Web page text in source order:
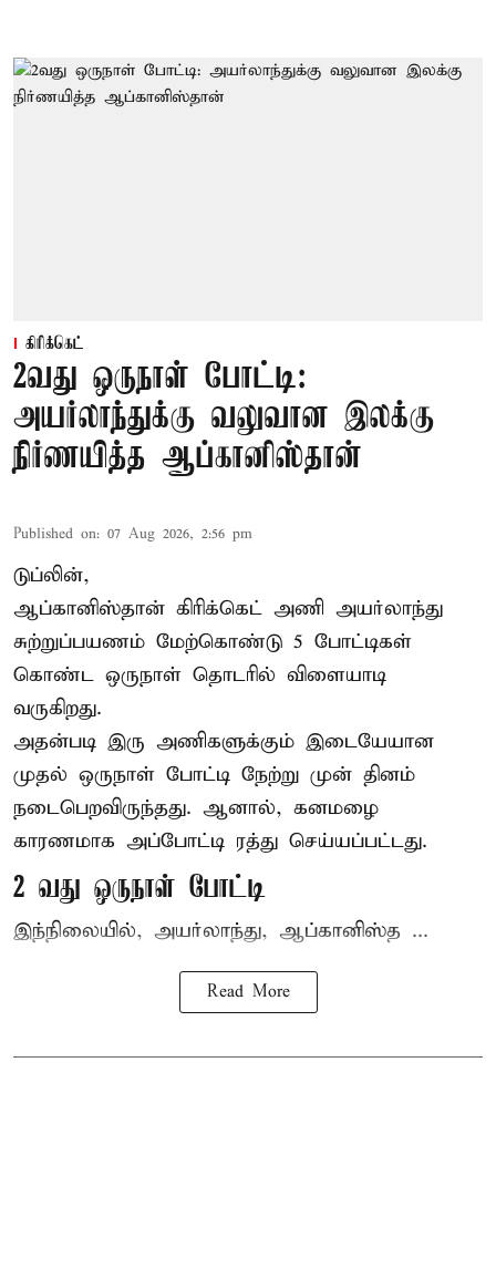
கிரிக்கெட்
2வது ஒருநாள் போட்டி:
அயர்லாந்துக்கு வலுவான இலக்கு
நிர்ணயித்த ஆப்கானிஸ்தான்
Published on: 07 Aug 2026, 2:56 pm
டுப்லின்,
ஆப்கானிஸ்தான் கிரிக்கெட் அணி அயர்லாந்து
சுற்றுப்பயணம் மேற்கொண்டு 5 போட்டிகள்
கொண்ட ஒருநாள் தொடரில் விளையாடி
வருகிறது.
அதன்படி இரு அணிகளுக்கும் இடையேயான
முதல் ஒருநாள் போட்டி நேற்று முன் தினம்
நடைபெறவிருந்தது. ஆனால், கனமழை
காரணமாக அப்போட்டி ரத்து செய்யப்பட்டது.
2 வது ஒருநாள் போட்டி
இந்நிலையில், அயர்லாந்து, ஆப்கானிஸ்த ...
Read More